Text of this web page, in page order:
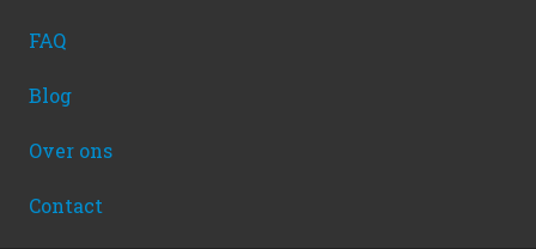
FAQ
Blog
Over ons
Contact